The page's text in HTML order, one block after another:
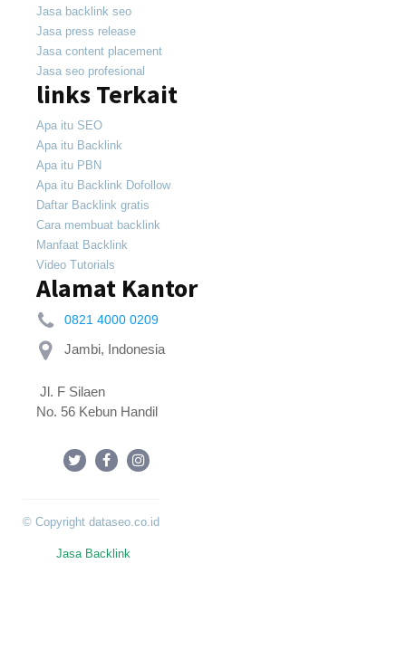
Jasa backlink seo
Jasa press release
Jasa content placement
Jasa seo profesional
links Terkait
Apa itu SEO
Apa itu Backlink
Apa itu PBN
Apa itu Backlink Dofollow
Daftar Backlink gratis
Cara membuat backlink
Manfaat Backlink
Video Tutorials
Alamat Kantor
0821 4000 0209
Jambi, Indonesia
Jl. F Silaen
No. 56 Kebun Handil
© Copyright dataseo.co.id
Jasa Backlink